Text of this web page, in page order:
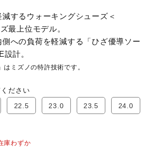
ースポーツ
するウォーキングシューズ＜
最上位モデル。
への負荷を軽減する「ひざ優導ソー
計。
ミズノの特許技術です。
ださい
22.5 23.0 23.5 24.0
庫わずか